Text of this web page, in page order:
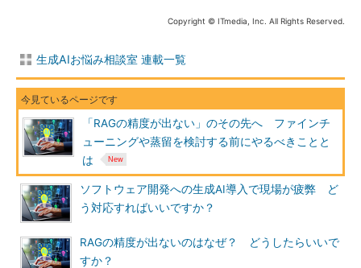
Copyright © ITmedia, Inc. All Rights Reserved.
生成AIお悩み相談室 連載一覧
「RAGの精度が出ない」のその先へ ファインチ
ューニングや蒸留を検討する前にやるべきことと
は
ソフトウェア開発への生成AI導入で現場が疲弊 ど
う対応すればいいですか？
RAGの精度が出ないのはなぜ？ どうしたらいいで
すか？